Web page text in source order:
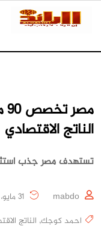
الناتج الاقتصادي
تستهدف مصر جذب استثمارات
mabdo
احمد كوجك, الناتج